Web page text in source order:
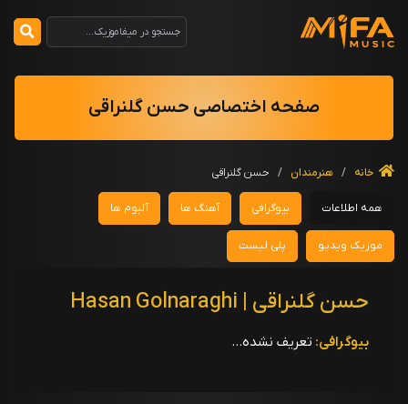
صفحه اختصاصی حسن گلنراقی
خانه / هنرمندان / حسن گلنراقی
همه اطلاعات بیوگرافی آهنگ ها آلبوم ها
موزیک ویدیو پلی لیست
حسن گلنراقی | Hasan Golnaraghi
بیوگرافی: تعریف نشده...